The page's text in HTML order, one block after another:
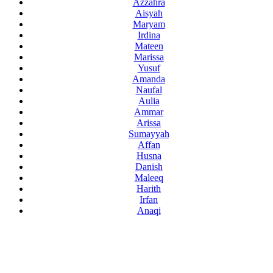
Aisyah
Maryam
Irdina
Mateen
Marissa
Yusuf
Amanda
Naufal
Aulia
Ammar
Arissa
Sumayyah
Affan
Husna
Danish
Maleeq
Harith
Irfan
Anaqi